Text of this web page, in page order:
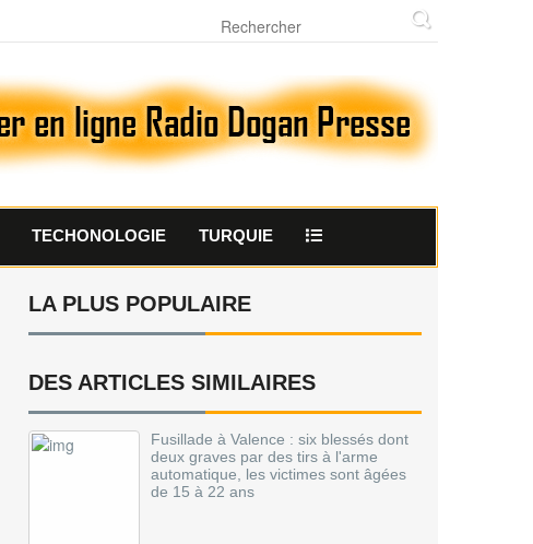
TECHONOLOGIE TURQUIE
LA PLUS POPULAIRE
DES ARTICLES SIMILAIRES
Fusillade à Valence : six blessés dont
deux graves par des tirs à l'arme
automatique, les victimes sont âgées
de 15 à 22 ans